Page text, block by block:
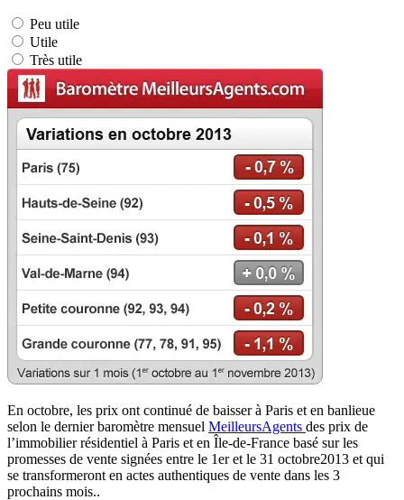
Peu utile
Utile
Très utile
En octobre, les prix ont continué de baisser à Paris et en banlieue
selon le dernier baromètre mensuel MeilleursAgents des prix de
l’immobilier résidentiel à Paris et en Île-de-France basé sur les
promesses de vente signées entre le 1er et le 31 octobre2013 et qui
se transformeront en actes authentiques de vente dans les 3
prochains mois..